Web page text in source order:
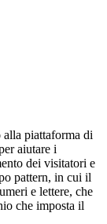
alla piattaforma di
aiutare i
dei visitatori e
pattern, in cui il
e lettere, che
che imposta il